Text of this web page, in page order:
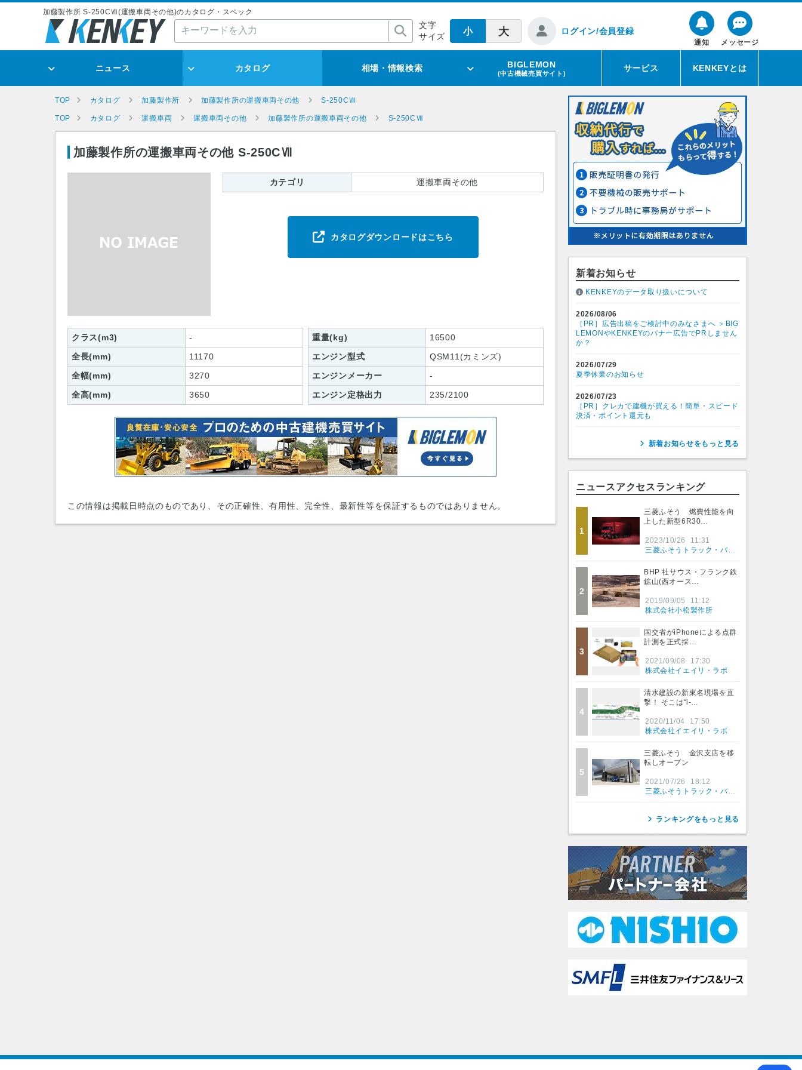
加藤製作所 S-250CⅦ(運搬車両その他)のカタログ・スペック
通知 メッセージ
文字
サイズ
小 大 ログイン/会員登録
ニュース カタログ 相場・情報検索 BIGLEMON
(中古機械売買サイト)
サービス KENKEYとは
TOP カタログ 加藤製作所 加藤製作所の運搬車両その他 S-250CⅦ
TOP カタログ 運搬車両 運搬車両その他 加藤製作所の運搬車両その他 S-250CⅦ
加藤製作所の運搬車両その他 S-250CⅦ
カテゴリ 運搬車両その他
カタログダウンロードはこちら
クラス(m3)
-
全長(mm)
11170
全幅(mm)
3270
全高(mm)
3650
重量(kg)
16500
エンジン型式
QSM11(カミンズ)
エンジンメーカー
-
エンジン定格出力
235/2100
この情報は掲載日時点のものであり、その正確性、有用性、完全性、最新性等を保証するものではありません。
新着お知らせ
KENKEYのデータ取り扱いについて
2026/08/06
［PR］広告出稿をご検討中のみなさまへ ＞BIG
LEMONやKENKEYのバナー広告でPRしません
か？
2026/07/29
夏季休業のお知らせ
2026/07/23
［PR］クレカで建機が買える！簡単・スピード
決済・ポイント還元も
新着お知らせをもっと見る
ニュースアクセスランキング
1
三菱ふそう 燃費性能を向
上した新型6R30…
2023/10/26
11:31
三菱ふそうトラック・バス株式会社
2
BHP 社サウス・フランク鉄
鉱山(西オース…
2019/09/05
11:12
株式会社小松製作所
3
国交省がiPhoneによる点群
計測を正式採…
2021/09/08
17:30
株式会社イエイリ・ラボ
4
清水建設の新東名現場を直
撃！ そこは“i-…
2020/11/04
17:50
株式会社イエイリ・ラボ
5
三菱ふそう 金沢支店を移
転しオープン
2021/07/26
18:12
三菱ふそうトラック・バス株式会社
ランキングをもっと見る